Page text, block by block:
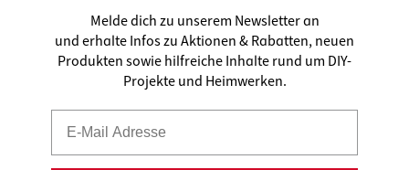
Melde dich zu unserem Newsletter an
und erhalte Infos zu Aktionen & Rabatten, neuen
Produkten sowie hilfreiche Inhalte rund um DIY-
Projekte und Heimwerken.